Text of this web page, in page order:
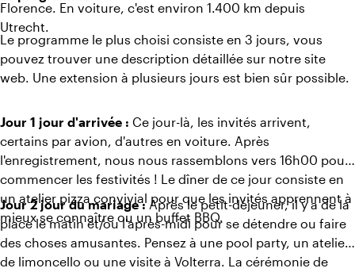
Florence. En voiture, c'est environ 1.400 km depuis
Utrecht.
Le programme le plus choisi consiste en 3 jours, vous
pouvez trouver une description détaillée sur notre site
web. Une extension à plusieurs jours est bien sûr possible.
Jour 1 jour d'arrivée : Ce jour-là, les invités arrivent,
certains par avion, d'autres en voiture. Après
l'enregistrement, nous nous rassemblons vers 16h00 pour
commencer les festivités ! Le dîner de ce jour consiste en
un atelier pizza convivial pour que les invités apprennent à
mieux se connaître ou un buffet BBQ.
Jour 2 jour du mariage : Après le petit-déjeuner, il y a de la
place le matin et/ou l'après-midi pour se détendre ou faire
des choses amusantes. Pensez à une pool party, un atelier
de limoncello ou une visite à Volterra. La cérémonie de